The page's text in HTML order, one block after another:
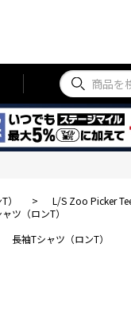
） >
L/S Zoo Picker
ツ（ロンT）
長袖Tシャツ（ロンT）